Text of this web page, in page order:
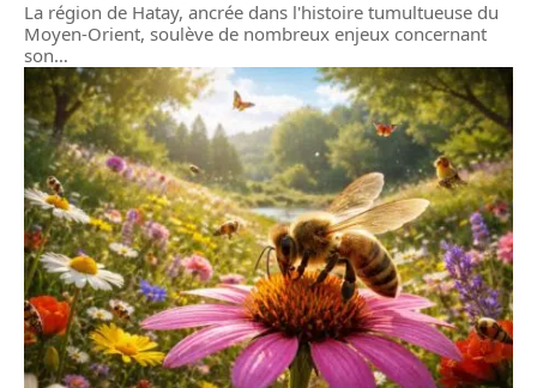
La région de Hatay, ancrée dans l'histoire tumultueuse du
Moyen-Orient, soulève de nombreux enjeux concernant
son…